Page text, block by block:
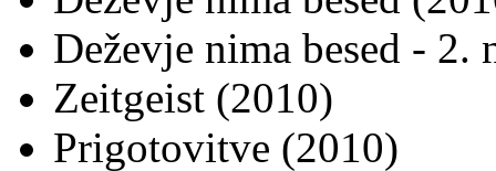
Deževje nima besed - 2.
Zeitgeist (2010)
Prigotovitve (2010)